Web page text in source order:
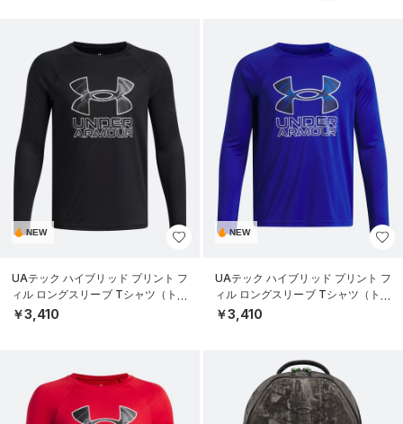
NEW
UAテック ハイブリッド プリント フ
ィル ロングスリーブ Tシャツ（トレ
ーニング/BOYS）
￥3,410
NEW
UAテック ハイブリッド プリント フ
ィル ロングスリーブ Tシャツ（トレ
ーニング/BOYS）
￥3,410